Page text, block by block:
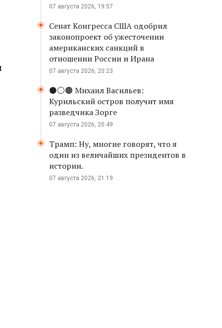
07 августа 2026, 19:57
Сенат Конгресса США одобрил
законопроект об ужесточении
американских санкций в
отношении России и Ирана
07 августа 2026, 20:23
⚫️⚪️🟤 Михаил Васильев:
Курильский остров получит имя
разведчика Зорге
07 августа 2026, 20:49
Трамп: Ну, многие говорят, что я
один из величайших президентов в
истории.
07 августа 2026, 21:19